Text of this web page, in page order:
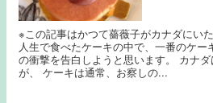
※この記事はかつて薔薇子がカナダにい
人生で食べたケーキの中で、一番のケ
の衝撃を告白しようと思います。 カナ
が、 ケーキは通常、お察しの...